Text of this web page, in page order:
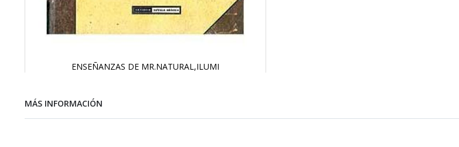
ENSEÑANZAS DE MR.NATURAL,ILUMI
comienzo
la
MÁS INFORMACIÓN